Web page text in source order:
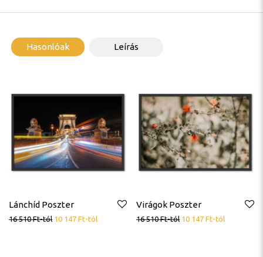
Hasonlóak Leírás
Lánchíd Poszter
16 510Ft-tól 10 147 Ft-tól
Virágok Poszter
16 510Ft-tól 10 147 Ft-tól